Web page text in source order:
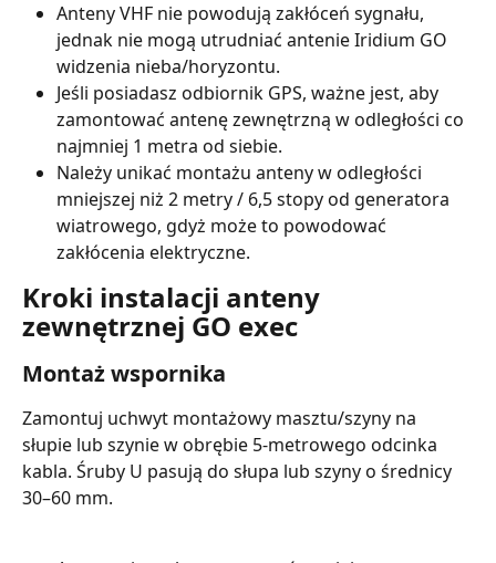
Anteny VHF nie powodują zakłóceń sygnału,
jednak nie mogą utrudniać antenie Iridium GO
widzenia nieba/horyzontu.
Jeśli posiadasz odbiornik GPS, ważne jest, aby
zamontować antenę zewnętrzną w odległości co
najmniej 1 metra od siebie.
Należy unikać montażu anteny w odległości
mniejszej niż 2 metry / 6,5 stopy od generatora
wiatrowego, gdyż może to powodować
zakłócenia elektryczne.
Kroki instalacji anteny
zewnętrznej GO exec
Montaż wspornika
Zamontuj uchwyt montażowy masztu/szyny na
słupie lub szynie w obrębie 5-metrowego odcinka
kabla. Śruby U pasują do słupa lub szyny o średnicy
30–60 mm.